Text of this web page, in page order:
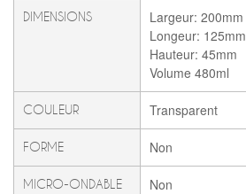
DIMENSIONS
Largeur: 200mm
Longeur: 125mm
Hauteur: 45mm
Volume 480ml
COULEUR Transparent
FORME Non
MICRO-ONDABLE Non